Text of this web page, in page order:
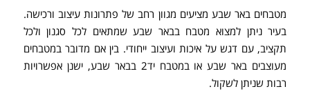
מטבחים באר שבע מציעים מגוון רחב של פתרונות עיצוב ורכישה.
בעיר ניתן למצוא מטבח בבאר שבע שמתאים לכל סגנון ולכל
תקציב, עם דגש על איכות ועיצוב ייחודי. בין אם מדובר במטבחים
מעוצבים באר שבע או במטבח יד2 בבאר שבע, ישנן אפשרויות
רבות שניתן לשקול.